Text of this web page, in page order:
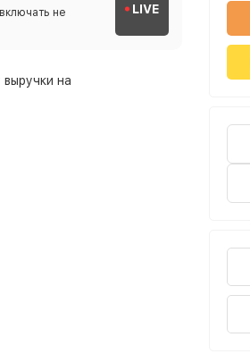
не
LIVE
на